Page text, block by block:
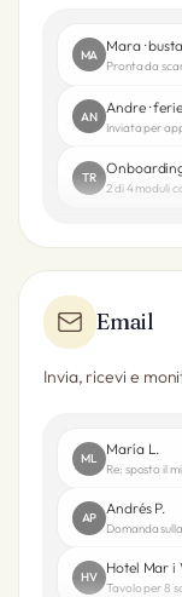
MA
Mara ·
Pronta da
AN
Andre · ferie
Inviata per
TR
2 di 4 moduli
Email
Invia, ricevi e
ML
María L.
Re: sposto il
AP
Andrés P.
Domanda
HV
Hotel Mar i
Tavolo per 8